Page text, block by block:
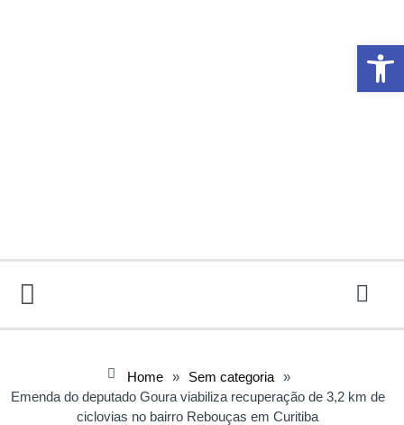
Abrir
Home » Sem categoria »
Emenda do deputado Goura viabiliza recuperação de 3,2 km de
ciclovias no bairro Rebouças em Curitiba